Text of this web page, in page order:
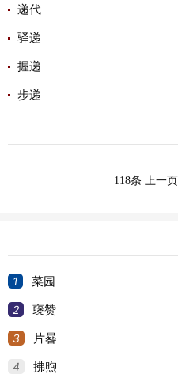
递代
驿递
握递
步递
118条 上一页
1 菜园
2 襃赞
3 片晷
4 拂煦